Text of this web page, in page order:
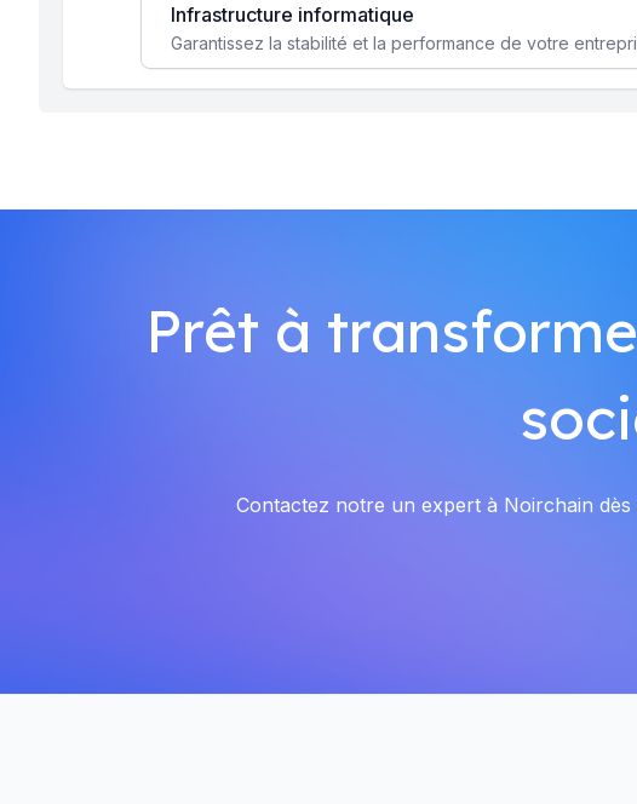
Infrastructure informatique
Prêt à
Contactez notre un expert à Noirchain